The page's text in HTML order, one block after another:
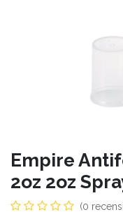
Empire
2oz 2oz
(0